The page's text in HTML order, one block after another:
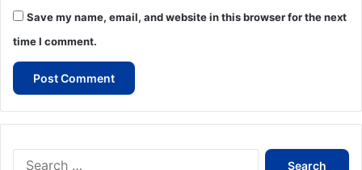
Save my name, email, and website in this browser for the next
time I comment.
Search